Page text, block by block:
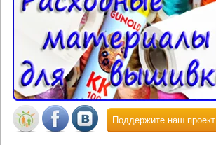
Поддержите наш проект